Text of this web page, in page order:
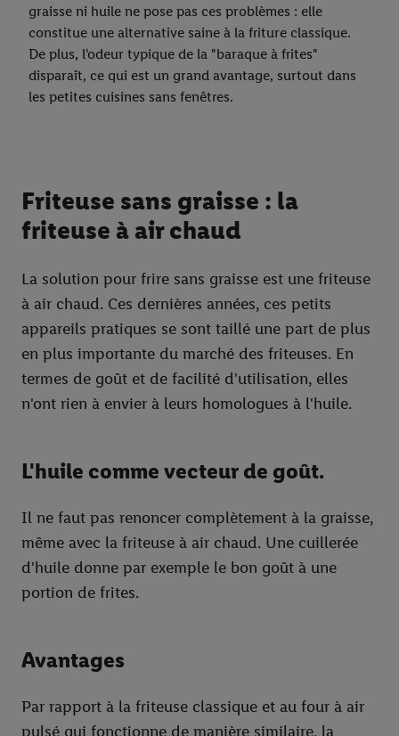
graisse ni huile ne pose pas ces problèmes : elle
constitue une alternative saine à la friture classique.
De plus, l'odeur typique de la "baraque à frites"
disparaît, ce qui est un grand avantage, surtout dans
les petites cuisines sans fenêtres.
Friteuse sans graisse : la
friteuse à air chaud
La solution pour frire sans graisse est une friteuse
à air chaud. Ces dernières années, ces petits
appareils pratiques se sont taillé une part de plus
en plus importante du marché des friteuses. En
termes de goût et de facilité d'utilisation, elles
n'ont rien à envier à leurs homologues à l'huile.
L'huile comme vecteur de goût.
Il ne faut pas renoncer complètement à la graisse,
même avec la friteuse à air chaud. Une cuillerée
d'huile donne par exemple le bon goût à une
portion de frites.
Avantages
Par rapport à la friteuse classique et au four à air
pulsé qui fonctionne de manière similaire, la